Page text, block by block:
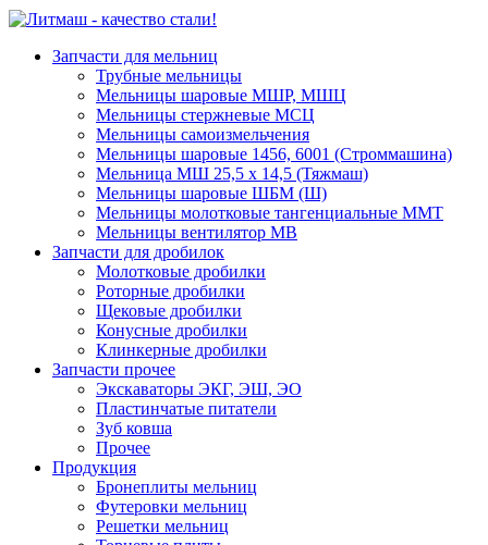
Запчасти для мельниц
Трубные мельницы
Мельницы шаровые МШР, МШЦ
Мельницы стержневые МСЦ
Мельницы самоизмельчения
Мельницы шаровые 1456, 6001 (Строммашина)
Мельница МШ 25,5 х 14,5 (Тяжмаш)
Мельницы шаровые ШБМ (Ш)
Мельницы молотковые тангенциальные ММТ
Мельницы вентилятор МВ
Запчасти для дробилок
Молотковые дробилки
Роторные дробилки
Щековые дробилки
Конусные дробилки
Клинкерные дробилки
Запчасти прочее
Экскаваторы ЭКГ, ЭШ, ЭО
Пластинчатые питатели
Зуб ковша
Прочее
Продукция
Бронеплиты мельниц
Футеровки мельниц
Решетки мельниц